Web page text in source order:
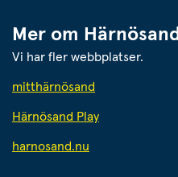
Mer om Härnösand
Vi har fler webbplatser.
mitthärnösand
Härnösand Play
harnosand.nu